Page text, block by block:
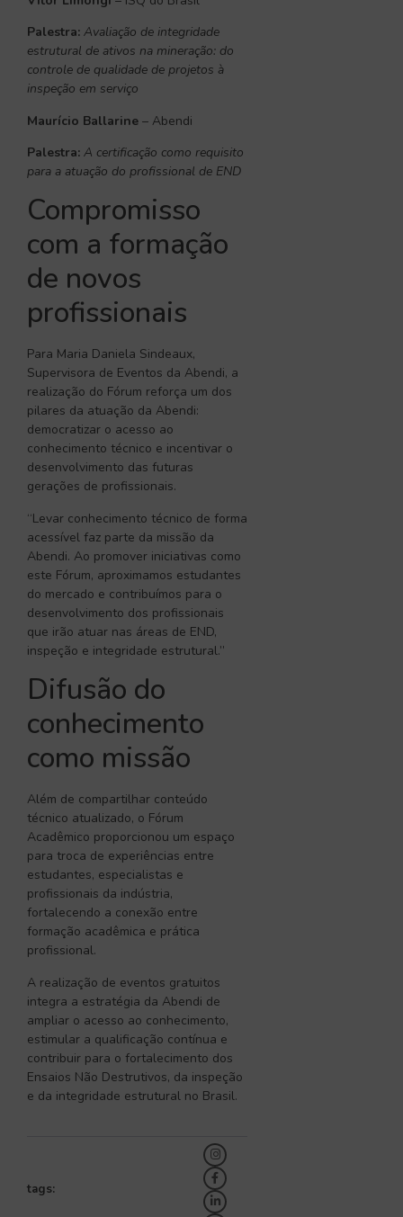
Palestra: Avaliação de integridade
estrutural de ativos na mineração: do
controle de qualidade de projetos à
inspeção em serviço
Maurício Ballarine – Abendi
Palestra: A certificação como requisito
para a atuação do profissional de END
Compromisso
com a formação
de novos
profissionais
Para Maria Daniela Sindeaux,
Supervisora de Eventos da Abendi, a
realização do Fórum reforça um dos
pilares da atuação da Abendi:
democratizar o acesso ao
conhecimento técnico e incentivar o
desenvolvimento das futuras
gerações de profissionais.
“Levar conhecimento técnico de forma
acessível faz parte da missão da
Abendi. Ao promover iniciativas como
este Fórum, aproximamos estudantes
do mercado e contribuímos para o
desenvolvimento dos profissionais
que irão atuar nas áreas de END,
inspeção e integridade estrutural.”
Difusão do
conhecimento
como missão
Além de compartilhar conteúdo
técnico atualizado, o Fórum
Acadêmico proporcionou um espaço
para troca de experiências entre
estudantes, especialistas e
profissionais da indústria,
fortalecendo a conexão entre
formação acadêmica e prática
profissional.
A realização de eventos gratuitos
integra a estratégia da Abendi de
ampliar o acesso ao conhecimento,
estimular a qualificação contínua e
contribuir para o fortalecimento dos
Ensaios Não Destrutivos, da inspeção
e da integridade estrutural no Brasil.
tags: